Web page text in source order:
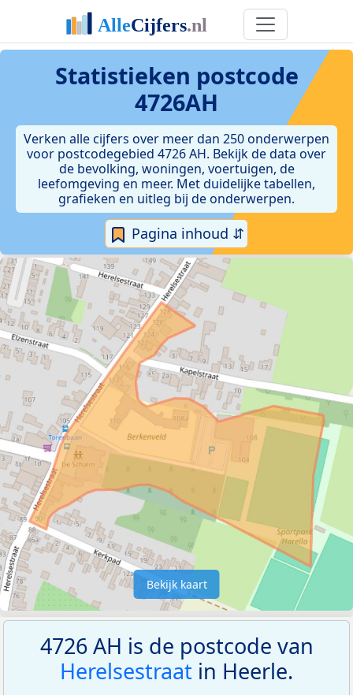
Statistieken postcode
4726AH
Verken alle cijfers over meer dan 250 onderwerpen
voor postcodegebied 4726 AH. Bekijk de data over
de bevolking, woningen, voertuigen, de
leefomgeving en meer. Met duidelijke tabellen,
grafieken en uitleg bij de onderwerpen.
Pagina inhoud ⇵
Bekijk kaart
4726 AH is de postcode van
Herelsestraat in Heerle.